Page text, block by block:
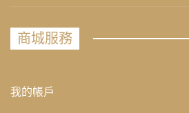
商城服務
我的帳戶